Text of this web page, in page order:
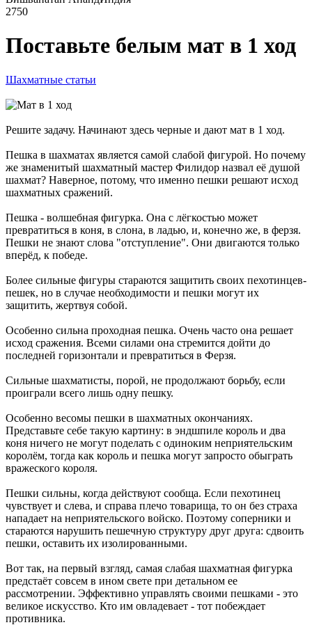
2750
Поставьте белым мат в 1 ход
Шахматные статьи
Решите задачу. Начинают здесь черные и дают мат в 1 ход.
Пешка в шахматах является самой слабой фигурой. Но почему
же знаменитый шахматный мастер Филидор назвал её душой
шахмат? Наверное, потому, что именно пешки решают исход
шахматных сражений.
Пешка - волшебная фигурка. Она с лёгкостью может
превратиться в коня, в слона, в ладью, и, конечно же, в ферзя.
Пешки не знают слова "отступление". Они двигаются только
вперёд, к победе.
Более сильные фигуры стараются защитить своих пехотинцев-
пешек, но в случае необходимости и пешки могут их
защитить, жертвуя собой.
Особенно сильна проходная пешка. Очень часто она решает
исход сражения. Всеми силами она стремится дойти до
последней горизонтали и превратиться в Ферзя.
Сильные шахматисты, порой, не продолжают борьбу, если
проиграли всего лишь одну пешку.
Особенно весомы пешки в шахматных окончаниях.
Представьте себе такую картину: в эндшпиле король и два
коня ничего не могут поделать с одиноким неприятельским
королём, тогда как король и пешка могут запросто обыграть
вражеского короля.
Пешки сильны, когда действуют сообща. Если пехотинец
чувствует и слева, и справа плечо товарища, то он без страха
нападает на неприятельского войско. Поэтому соперники и
стараются нарушить пешечную структуру друг друга: сдвоить
пешки, оставить их изолированными.
Вот так, на первый взгляд, самая слабая шахматная фигурка
предстаёт совсем в ином свете при детальном ее
рассмотрении. Эффективно управлять своими пешками - это
великое искусство. Кто им овладевает - тот побеждает
противника.